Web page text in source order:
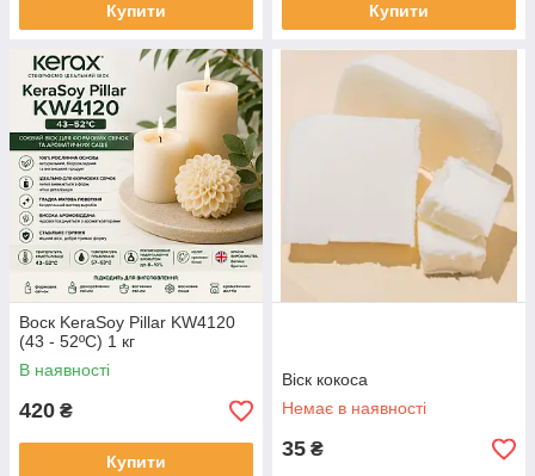
Купити Купити
Воск KeraSoy Pillar KW4120
(43 - 52ºC) 1 кг
В наявності
420 ₴
Купити
Віск кокоса
Немає в наявності
35 ₴